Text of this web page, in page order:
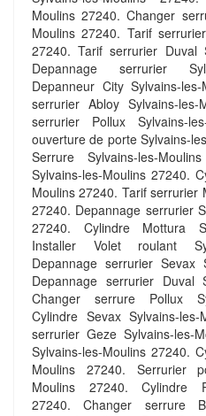
Moulins 27240. Changer
Moulins 27240. Tarif
27240. Tarif serrurier Duval
Depannage serrurier
Depanneur City Sylvains-
serrurier Abloy Sylvains-
serrurier Pollux Sylvains-
ouverture de porte Sylvains-
Serrure Sylvains-les-
Sylvains-les-Moulins 27240.
Moulins 27240. Tarif serrurier
27240. Depannage serrurier
27240. Cylindre Mottura
Installer Volet roulant
Depannage serrurier Sevax
Depannage serrurier Duval
Changer serrure Pollux
Cylindre Sevax Sylvains-
serrurier Geze Sylvains-les-
Sylvains-les-Moulins 27240.
Moulins 27240. Serrurier
Moulins 27240. Cylindre
27240. Changer serrure